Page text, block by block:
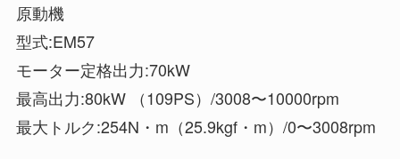
原動機
型式:EM57
モーター定格出力:70kW
最高出力:80kW （109PS）/3008〜10000rpm
最大トルク:254N・m（25.9kgf・m）/0〜3008rpm